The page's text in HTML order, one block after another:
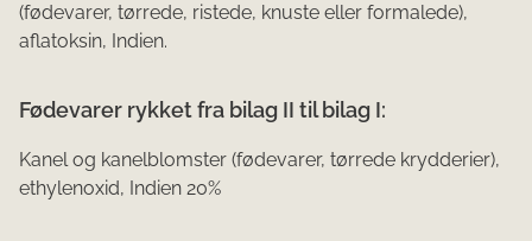
(fødevarer, tørrede, ristede, knuste eller formalede),
aflatoksin, Indien.
Fødevarer rykket fra bilag II til bilag I:
Kanel og kanelblomster (fødevarer, tørrede krydderier),
ethylenoxid, Indien 20%